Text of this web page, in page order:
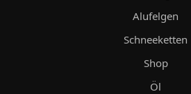
Alufelgen
Schneeketten
Shop
Öl